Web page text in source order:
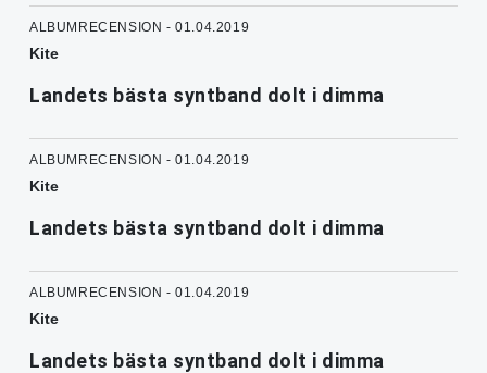
ALBUMRECENSION - 01.04.2019
Kite
Landets bästa syntband dolt i dimma
ALBUMRECENSION - 01.04.2019
Kite
Landets bästa syntband dolt i dimma
ALBUMRECENSION - 01.04.2019
Kite
Landets bästa syntband dolt i dimma